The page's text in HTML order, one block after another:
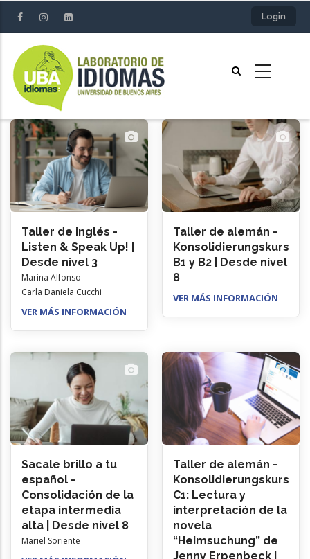
contenido
principal
Login
Taller de inglés -
Listen & Speak Up! |
Desde nivel 3
Marina Alfonso
Carla Daniela Cucchi
VER MÁS INFORMACIÓN
Taller de alemán -
Konsolidierungskurs
B1 y B2 | Desde nivel
8
VER MÁS INFORMACIÓN
Sacale brillo a tu
español -
Consolidación de la
etapa intermedia
alta | Desde nivel 8
Mariel Soriente
Taller de alemán -
Konsolidierungskurs
C1: Lectura y
interpretación de la
novela
“Heimsuchung” de
Jenny Erpenbeck |